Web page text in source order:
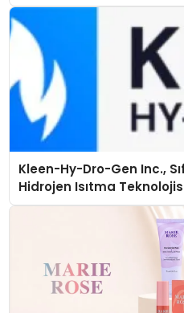
Kleen-Hy-Dro-Gen Inc.,
Hidrojen Isıtma
Düzenleyici Onaylarını